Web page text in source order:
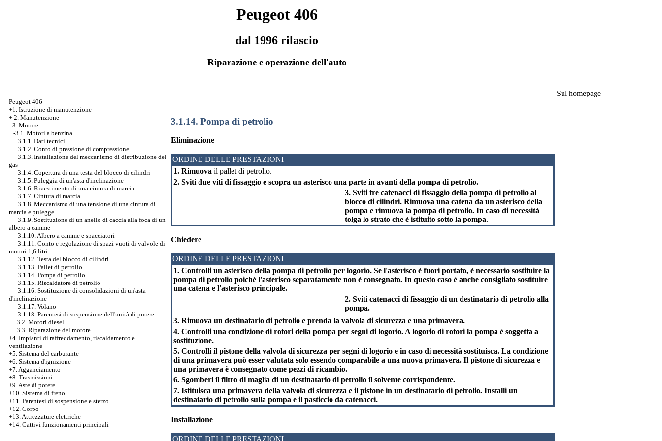
Peugeot 406
dal 1996 rilascio
Riparazione e operazione dell'auto
Peugeot 406
+1. Istruzione di manutenzione
+ 2. Manutenzione
- 3. Motore
-3.1. Motori a benzina
3.1.1. Dati tecnici
3.1.2. Conto di pressione di compressione
3.1.3. Installazione del meccanismo di distribuzione del
gas
3.1.4. Copertura di una testa del blocco di cilindri
3.1.5. Puleggia di un'asta d'inclinazione
3.1.6. Rivestimento di una cintura di marcia
3.1.7. Cintura di marcia
3.1.8. Meccanismo di una tensione di una cintura di
marcia e pulegge
3.1.9. Sostituzione di un anello di caccia alla foca di un
albero a camme
3.1.10. Albero a camme e spacciatori
3.1.11. Conto e regolazione di spazi vuoti di valvole di
motori 1,6 litri
3.1.12. Testa del blocco di cilindri
3.1.13. Pallet di petrolio
3.1.14. Pompa di petrolio
3.1.15. Riscaldatore di petrolio
3.1.16. Sostituzione di consolidazioni di un'asta
d'inclinazione
3.1.17. Volano
3.1.18. Parentesi di sospensione dell'unità di potere
+3.2. Motori diesel
+3.3. Riparazione del motore
+4. Impianti di raffreddamento, riscaldamento e
ventilazione
+5. Sistema del carburante
+6. Sistema d'ignizione
+7. Agganciamento
+8. Trasmissioni
+9. Aste di potere
+10. Sistema di freno
+11. Parentesi di sospensione e sterzo
+12. Corpo
+13. Attrezzature elettriche
+14. Cattivi funzionamenti principali
3.1.14. Pompa di petrolio
Eliminazione
ORDINE DELLE PRESTAZIONI
1. Rimuova il pallet di petrolio.
2. Sviti due viti di fissaggio e scopra un asterisco una parte in avanti della pompa di petrolio.
3. Sviti tre catenacci di fissaggio della pompa di petrolio al
blocco di cilindri. Rimuova una catena da un asterisco della
pompa e rimuova la pompa di petrolio. In caso di necessità
tolga lo strato che è istituito sotto la pompa.
Chiedere
ORDINE DELLE PRESTAZIONI
1. Controlli un asterisco della pompa di petrolio per logorio. Se l'asterisco è fuori portato, è necessario sostituire la
pompa di petrolio poiché l'asterisco separatamente non è consegnato. In questo caso è anche consigliato sostituire
una catena e l'asterisco principale.
2. Sviti catenacci di fissaggio di un destinatario di petrolio alla
pompa.
3. Rimuova un destinatario di petrolio e prenda la valvola di sicurezza e una primavera.
4. Controlli una condizione di rotori della pompa per segni di logorio. A logorio di rotori la pompa è soggetta a
sostituzione.
5. Controlli il pistone della valvola di sicurezza per segni di logorio e in caso di necessità sostituisca. La condizione
di una primavera può esser valutata solo essendo comparabile a una nuova primavera. Il pistone di sicurezza e
una primavera è consegnato come pezzi di ricambio.
6. Sgomberi il filtro di maglia di un destinatario di petrolio il solvente corrispondente.
7. Istituisca una primavera della valvola di sicurezza e il pistone in un destinatario di petrolio. Installi un
destinatario di petrolio sulla pompa e il pasticcio da catenacci.
Installazione
ORDINE DELLE PRESTAZIONI
Sul homepage